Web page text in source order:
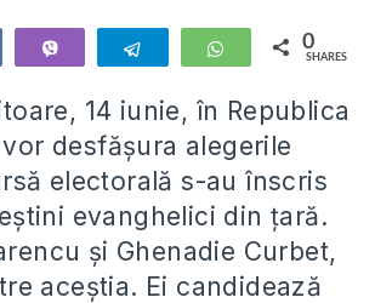
Telegram WhatsApp
0
SHARES
14 iunie, în Republica
desfășura alegerile
electorală s-au înscris
evanghelici din țară.
și Ghenadie Curbet,
aceștia. Ei candidează